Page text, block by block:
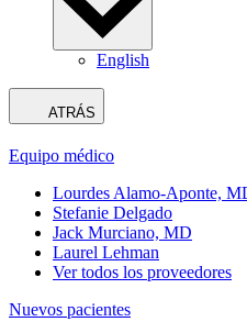
English
ATRÁS
Equipo médico
Lourdes Alamo-Aponte,
Stefanie Delgado
Jack Murciano, MD
Laurel Lehman
Ver todos los proveedores
Nuevos pacientes